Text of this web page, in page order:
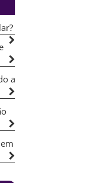
a